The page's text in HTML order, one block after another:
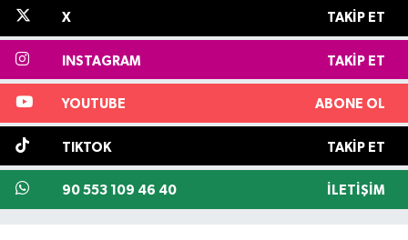
X TAKIP ET
INSTAGRAM TAKIP ET
YOUTUBE ABONE OL
TIKTOK TAKIP ET
90 553 109 46 40 İLETIŞIM